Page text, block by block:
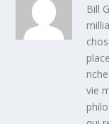
Bill
vie